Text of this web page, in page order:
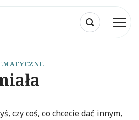
czy coś, co chcecie dać innym,